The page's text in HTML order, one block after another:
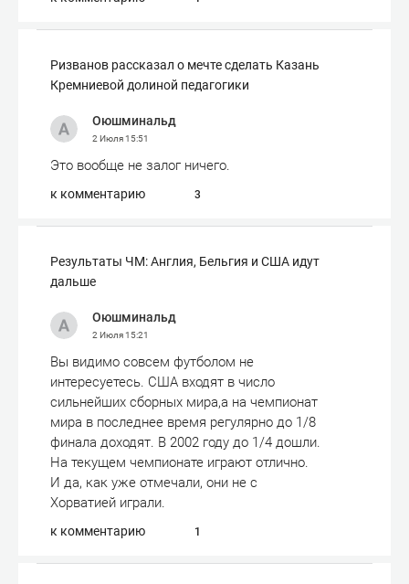
Ризванов рассказал о мечте сделать Казань
Кремниевой долиной педагогики
Оюшминальд
2 Июля15:51
Это вообще не залог ничего.
к комментарию 3
Результаты ЧМ: Англия, Бельгия и США идут
дальше
Оюшминальд
2 Июля15:21
Вы видимо совсем футболом не
интересуетесь. США входят в число
сильнейших сборных мира,а на чемпионат
мира в последнее время регулярно до 1/8
финала доходят. В 2002 году до 1/4 дошли.
На текущем чемпионате играют отлично.
И да, как уже отмечали, они не с
Хорватией играли.
к комментарию 1